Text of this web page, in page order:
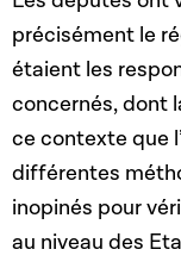
précisément le
étaient les
concernés, dont
ce contexte que
différentes
inopinés pour
au niveau des